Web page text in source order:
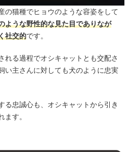
の猫種でヒョウのような容姿をして
ような野性的な見た目でありなが
社交的です。
れる過程でオシキャットとも交配さ
い主さんに対しても犬のように忠実
る忠誠心も、オシキャットから引き
す。